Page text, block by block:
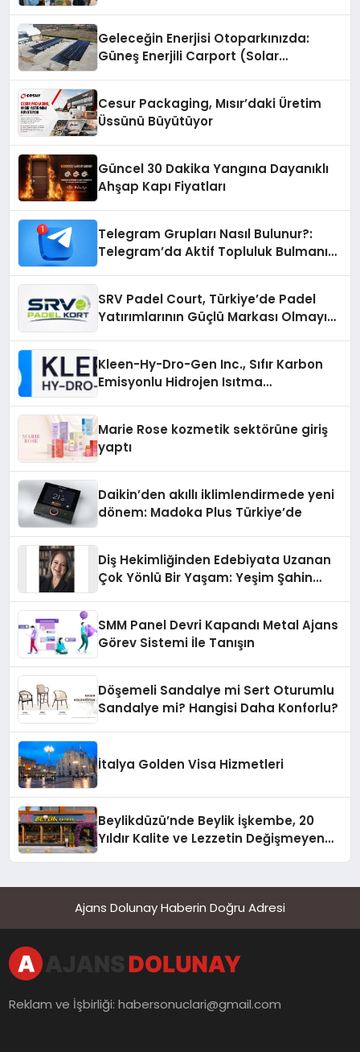
Geleceğin Enerjisi Otoparkınızda:
Güneş Enerjili Carport (Solar
Cesur Packaging, Mısır’daki Üretim
Üssünü Büyütüyor
Güncel 30 Dakika Yangına Dayanıklı
Ahşap Kapı Fiyatları
Telegram Grupları Nasıl Bulunur?:
Telegram’da Aktif Topluluk Bulmanın
SRV Padel Court, Türkiye’de Padel
Yatırımlarının Güçlü Markası Olmayı
Kleen-Hy-Dro-Gen Inc., Sıfır Karbon
Emisyonlu Hidrojen Isıtma
Marie Rose kozmetik sektörüne giriş
yaptı
Daikin’den akıllı iklimlendirmede yeni
dönem: Madoka Plus Türkiye’de
Diş Hekimliğinden Edebiyata Uzanan
Çok Yönlü Bir Yaşam: Yeşim Şahin
SMM Panel Devri Kapandı Metal Ajans
Görev Sistemi İle Tanışın
Döşemeli Sandalye mi Sert Oturumlu
Sandalye mi? Hangisi Daha Konforlu?
İtalya Golden Visa Hizmetleri
Beylikdüzü’nde Beylik İşkembe, 20
Yıldır Kalite ve Lezzetin Değişmeyen
Ajans Dolunay Haberin Doğru Adresi
Reklam ve İşbirliği:habersonuclari@gmail.com